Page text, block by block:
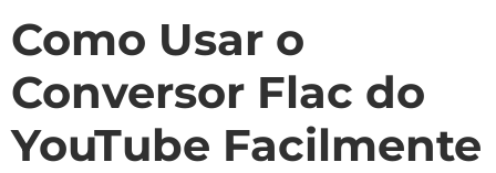
Como Usar o
Conversor Flac do
YouTube Facilmente